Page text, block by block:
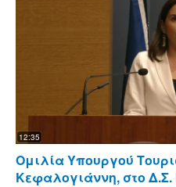
12:35
Ομιλία Υπουργού
Κεφαλογιάννη, στο Δ.Σ.